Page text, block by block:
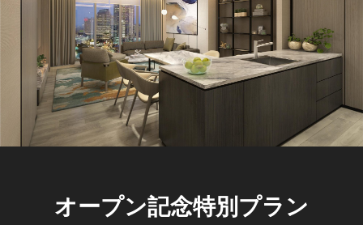
オープン記念特別プラン